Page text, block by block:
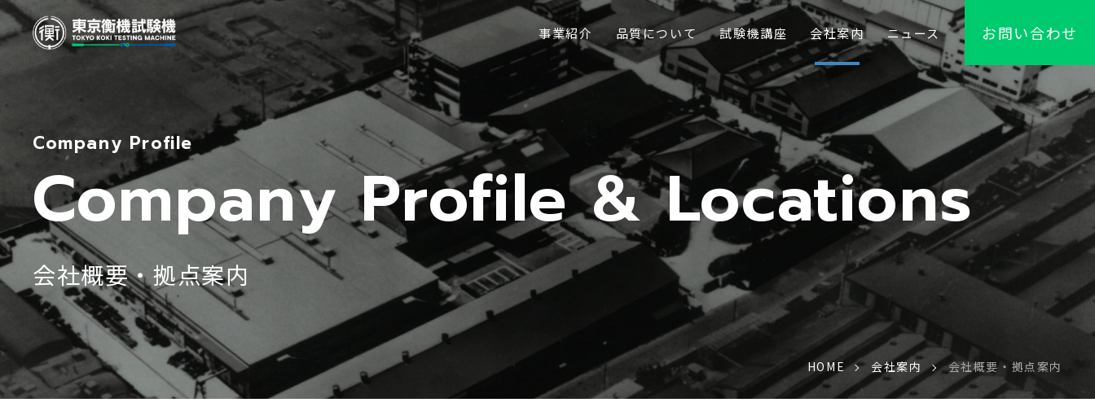
事業紹介 品質について 試験機講座 会社案内 ニュース お問い合わせ
Company Profile & Locations
会社概要・拠点案内
HOME 会社案内 会社概要・拠点案内